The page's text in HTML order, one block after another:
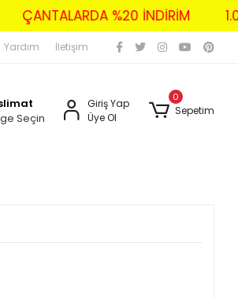
ÇANTALARDA %20 İNDİRİM
Yardım İletişim
Seçin
Giriş Yap
Üye Ol
0
Sepetim